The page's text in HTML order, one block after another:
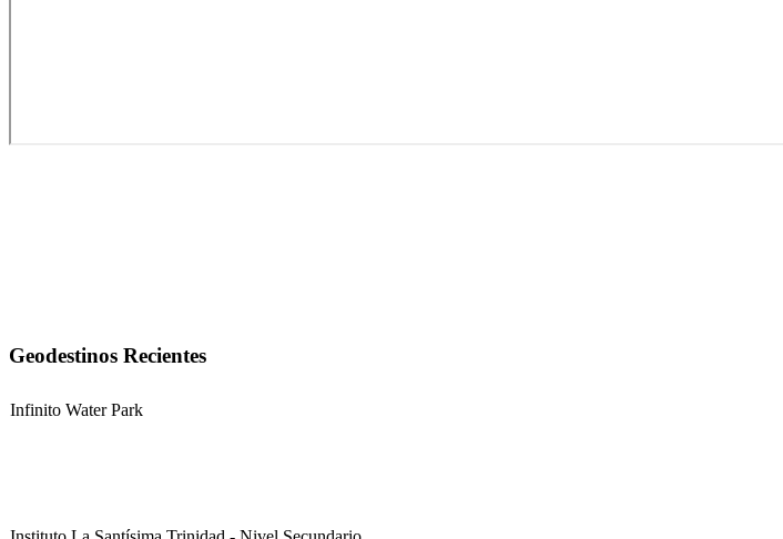
Geodestinos Recientes
Infinito Water Park